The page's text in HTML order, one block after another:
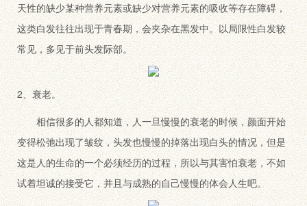
天性的缺少某种营养元素或缺少对营养元素的吸收等存在障碍，
这类白发往往出现于青春期，会夹杂在黑发中。以局限性白发较
常见，多见于前头发际部。
2、衰老。
相信很多的人都知道，人一旦慢慢的衰老的时候，颜面开始
变得松弛出现了皱纹，头发也慢慢的掉落出现白头的情况，但是
这是人的生命的一个必须经历的过程，所以与其害怕衰老，不如
试着坦诚的接受它，并且与成熟的自己慢慢的体会人生吧。